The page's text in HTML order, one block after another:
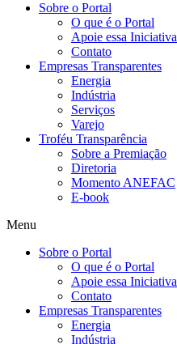
Sobre o Portal
O que é o Portal
Apoie essa Iniciativa
Contato
Empresas Transparentes
Energia
Indústria
Serviços
Varejo
Troféu Transparência
Sobre a Premiação
Diretoria
Momento ANEFAC
E-book
Menu
Sobre o Portal
O que é o Portal
Apoie essa Iniciativa
Contato
Empresas Transparentes
Energia
Indústria